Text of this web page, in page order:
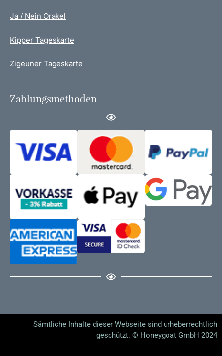
Ja / Nein Orakel
Kipper Tageskarte
Zigeuner Tageskarte
Zahlungsmethoden
Sämtliche Inhalte dieser Webseite sind urheberrechtlich
geschützt. © Honeygoat GmbH 2024